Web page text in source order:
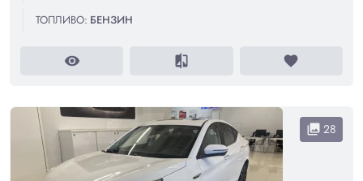
ТОПЛИВО: БЕНЗИН
visibility compare favorite
collections 28